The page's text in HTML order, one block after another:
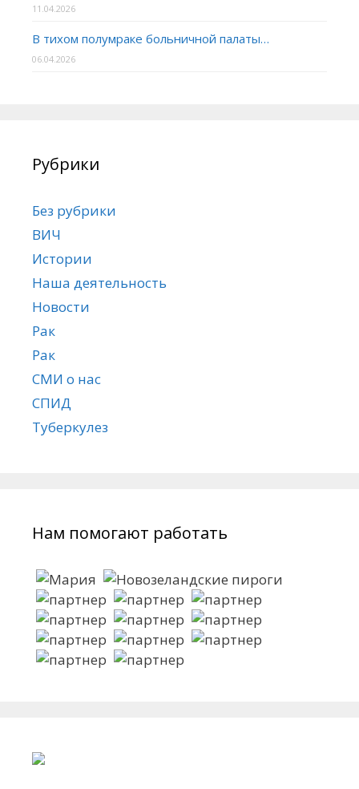
11.04.2026
В тихом полумраке больничной палаты…
06.04.2026
Рубрики
Без рубрики
ВИЧ
Истории
Наша деятельность
Новости
Рак
Рак
СМИ о нас
СПИД
Туберкулез
Нам помогают работать